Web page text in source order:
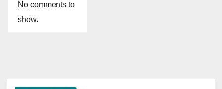
No comments to
show.